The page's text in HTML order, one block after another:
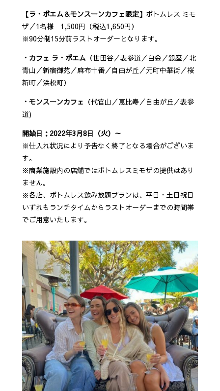
【ラ・ボエム＆モンスーンカフェ限定】 ボトムレス ミモ
ザ／1名様 1,500円（税込1,650円）
※90分制15分前ラストオーダーとなります。
・カフェ ラ・ボエム （世田谷／表参道／白金／銀座／北
青山／新宿御苑／麻布十番／自由が丘／元町中華街／桜
新町／浜松町）
・モンスーンカフェ （代官山／恵比寿／自由が丘／表参
道)
開始日：2022年3月8日（火）～
※仕入れ状況により予告なく終了となる場合がございま
す。
※商業施設内の店舗ではボトムレスミモザの提供はあり
ません。
※各店、ボトムレス飲み放題プランは、平日・土日祝日
いずれもランチタイムからラストオーダーまでの時間帯
でご用意いたします。